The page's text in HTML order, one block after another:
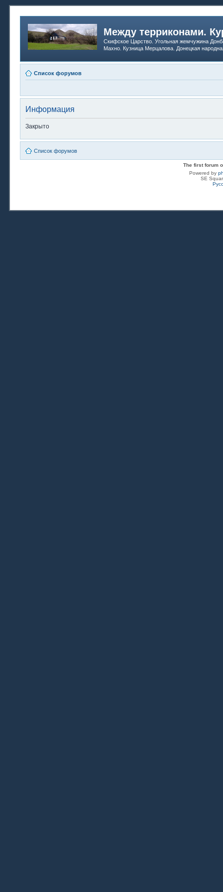
Между терриконами.
Скифское Царство. Угольная жемчужина
Махно. Кузница Мерцалова. Донецкая
Список форумов
Информация
Закрыто
Список форумов
The first forum
Powered by
SE